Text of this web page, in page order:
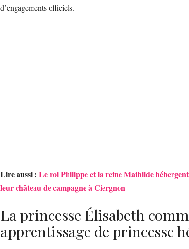
d’engagements officiels.
Lire aussi : Le roi Philippe et la reine Mathilde
leur château de campagne à Ciergnon
La princesse Élisabeth
apprentissage de princesse